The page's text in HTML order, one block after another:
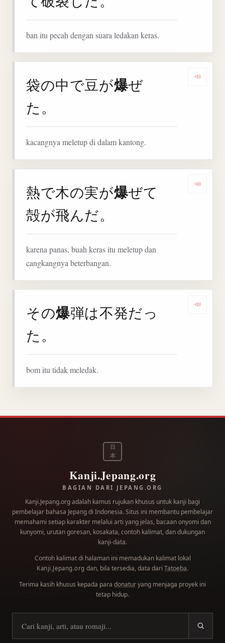
ban itu pecah dengan suara ledakan keras.
袋の中で豆が爆ぜ
た。
kacangnya meletup di dalam kantong.
熱で木の実が爆ぜて
殻が飛んだ。
karena panas, buah keras itu meletup dan
cangkangnya beterbangan.
その爆弾は不発だっ
た。
bom itu tidak meledak.
日
本
Kanji.Jepang.org
BAGIAN DARI JEPANG.ORG
Kanji.Jepang.org adalah kamus rujukan khusus untuk kanji bagi
pembelajar bahasa Jepang di Indonesia. Situs ini membantu pembelajar
memahami setiap karakter melalui arti yang jelas, bacaan onyomi dan
kunyomi, urutan goresan, kosakata, contoh kalimat, dan dukungan
kanji-data.
Contoh kalimat di halaman ini memadukan kalimat lokal
Kanji.Jepang.org dan, bila tersedia, data dari Tatoeba.
Terima kasih khusus kepada para donaturyang menjaga proyek ini
tetap hidup.
Cari kanji